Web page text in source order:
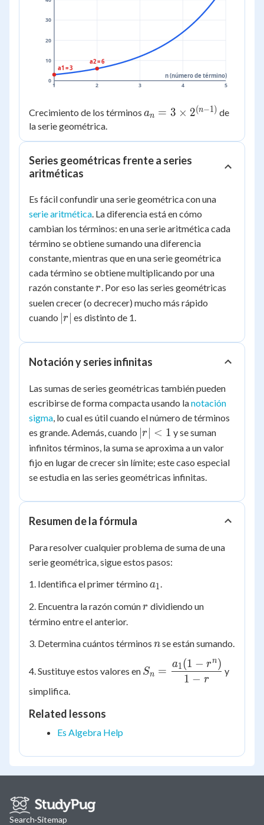
1 2 3 4 5
0
10
20
30
n (número de término)
a1 = 3
a2 = 6
Crecimiento de los términos a_n =
\times
1)}
an = 3 × 2(n−1) de
la serie geométrica.
Series geométricas frente a series
aritméticas
Es fácil confundir una serie geométrica con una
serie aritmética. La diferencia está en cómo
cambian los términos: en una serie aritmética cada
término se obtiene sumando una diferencia
constante, mientras que en una serie geométrica
cada término se obtiene multiplicando por una
razón constanter
r. Por eso las series geométricas
suelen crecer (o decrecer) mucho más rápido
cuando |r|
r es distinto de 1.
Notación y series infinitas
Las sumas de series geométricas también pueden
escribirse de forma compacta usando lanotación
sigma, lo cual es útil cuando el número de términos
es grande. Además, cuando |r|
<
1
r < 1 y se suman
infinitos términos, la suma se aproxima a un valor
fijo en lugar de crecer sin límite; este caso especial
se estudia en las series geométricas infinitas.
Resumen de la fórmula
Para resolver cualquier problema de suma de una
serie geométrica, sigue estos pasos:
1. Identifica el primer término a_1
a1.
2. Encuentra la razón comúnr
r dividiendo un
término entre el anterior.
3. Determina cuántos términos n
nse están sumando.
4. Sustituye estos valores en S_n =
\dfrac{a_1(1-
Sn =
1 − r
a1(1 − rn )
y
simplifica.
Related lessons
Es Algebra Help
Search·Sitemap